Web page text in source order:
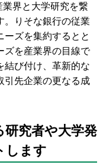
業界と大学研究を繋
。りそな銀行の従業
ーズを集約するとと
ズを産業界の目線で
結び付け、革新的な
引先企業の更なる成
究者や大学発
します